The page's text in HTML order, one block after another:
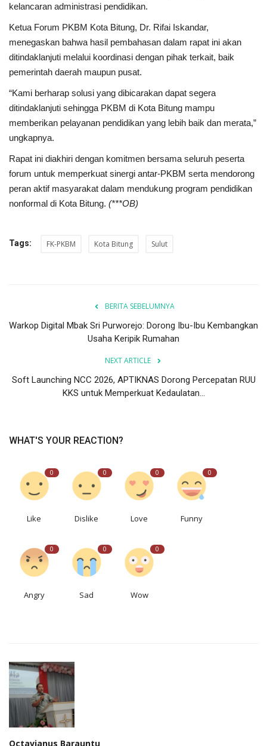
kelancaran administrasi pendidikan.
Ketua Forum PKBM Kota Bitung, Dr. Rifai Iskandar,
menegaskan bahwa hasil pembahasan dalam rapat ini akan
ditindaklanjuti melalui koordinasi dengan pihak terkait, baik
pemerintah daerah maupun pusat.
“Kami berharap solusi yang dibicarakan dapat segera
ditindaklanjuti sehingga PKBM di Kota Bitung mampu
memberikan pelayanan pendidikan yang lebih baik dan merata,”
ungkapnya.
Rapat ini diakhiri dengan komitmen bersama seluruh peserta
forum untuk memperkuat sinergi antar-PKBM serta mendorong
peran aktif masyarakat dalam mendukung program pendidikan
nonformal di Kota Bitung. (***OB)
Tags: FK-PKBM Kota Bitung Sulut
BERITA SEBELUMNYA
Warkop Digital Mbak Sri Purworejo: Dorong Ibu-Ibu Kembangkan
Usaha Keripik Rumahan
NEXT ARTICLE
Soft Launching NCC 2026, APTIKNAS Dorong Percepatan RUU
KKS untuk Memperkuat Kedaulatan...
WHAT'S YOUR REACTION?
0
Like
0
Dislike
0
Love
0
Funny
0
Angry
0
Sad
0
Wow
Octavianus Barauntu